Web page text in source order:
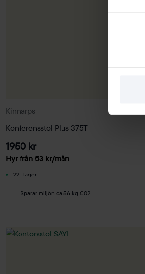
Kinnarps
Konferensstol Plus 375T
1950 kr
Hyr från 53 kr/mån
22 i lager
Sparar miljön ca 56 kg C02